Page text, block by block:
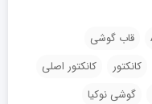
قاب گوشی
کانکتور
کانکتور اصلی
گوشی نوکیا